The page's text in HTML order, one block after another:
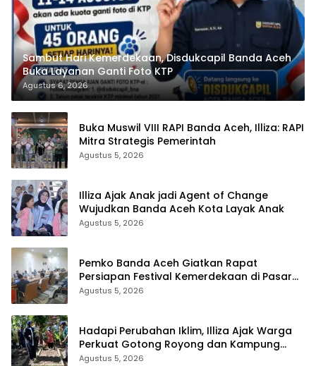
Sambut Hari Kemerdekaan, Disdukcapil Banda Aceh
Buka Layanan Ganti Foto KTP
Agustus 6, 2026
Buka Muswil VIII RAPI Banda Aceh, Illiza: RAPI
Mitra Strategis Pemerintah
Agustus 5, 2026
Illiza Ajak Anak jadi Agent of Change
Wujudkan Banda Aceh Kota Layak Anak
Agustus 5, 2026
Pemko Banda Aceh Giatkan Rapat
Persiapan Festival Kemerdekaan di Pasar
Atjeh
Agustus 5, 2026
Hadapi Perubahan Iklim, Illiza Ajak Warga
Perkuat Gotong Royong dan Kampung
Proklim
Agustus 5, 2026